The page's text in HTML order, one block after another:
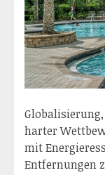
harter
mit
Entfernungen